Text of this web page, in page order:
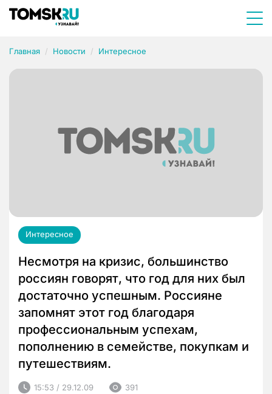
Главная Новости Интересное
Интересное
Несмотря на кризис, большинство
россиян говорят, что год для них был
достаточно успешным. Россияне
запомнят этот год благодаря
профессиональным успехам,
пополнению в семействе, покупкам и
путешествиям.
15:53 / 29.12.09 391